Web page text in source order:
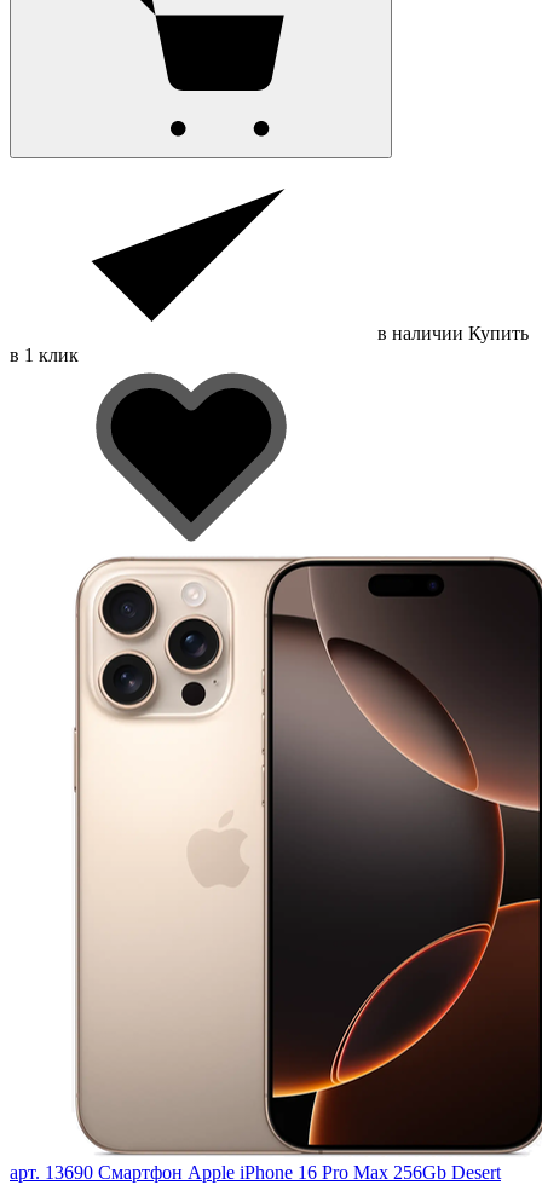
в наличии Купить
в 1 клик
арт. 13690 Смартфон Apple iPhone 16 Pro Max 256Gb Desert